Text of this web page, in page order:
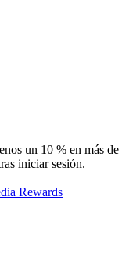
un 10 % en más de
iniciar sesión.
Rewards